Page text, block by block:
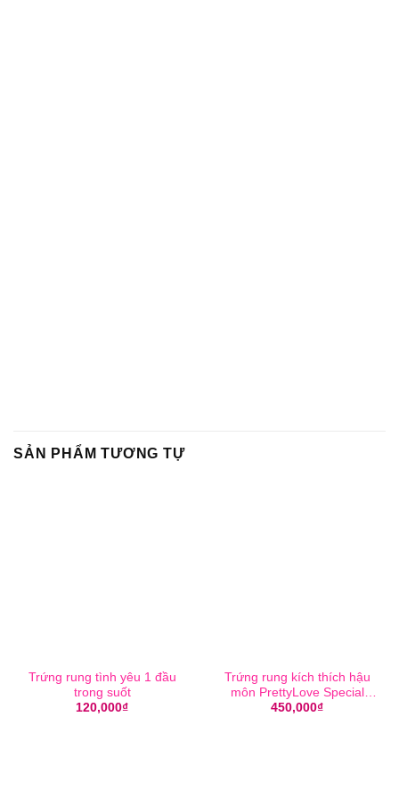
SẢN PHẨM TƯƠNG TỰ
Trứng rung tình yêu 1 đầu
trong suốt
120,000₫
Trứng rung kích thích hậu
môn PrettyLove Special
Anal Stimulation
450,000₫